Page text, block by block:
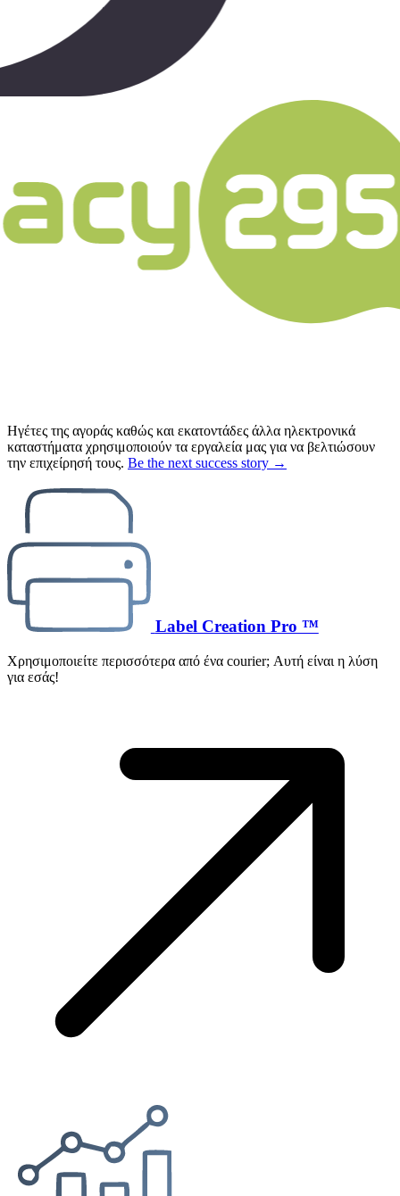
Ηγέτες της αγοράς καθώς και εκατοντάδες άλλα ηλεκτρονικά
καταστήματα χρησιμοποιούν τα εργαλεία μας για να βελτιώσουν
την επιχείρησή τους. Be the next success story →
Label Creation Pro ™
Χρησιμοποιείτε περισσότερα από ένα courier; Αυτή είναι η λύση
για εσάς!